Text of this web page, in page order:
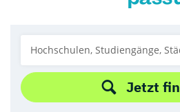
Jetzt